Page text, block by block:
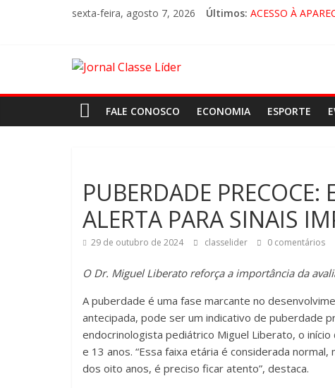
sexta-feira, agosto 7, 2026 Últimos: ACESSO À
FALE CONOSCO ECONOMIA ESPORTE
PUBERDADE
ALERTA PARA SINAIS
29 de outubro de 2024 classelider 0 comentários
O Dr. Miguel Liberato reforça a importância da
A puberdade é uma fase marcante no
antecipada, pode ser um indicativo de puberdade
endocrinologista pediátrico Miguel Liberato, o
e 13 anos. “Essa faixa etária é considerada
dos oito anos, é preciso ficar atento”, destaca.